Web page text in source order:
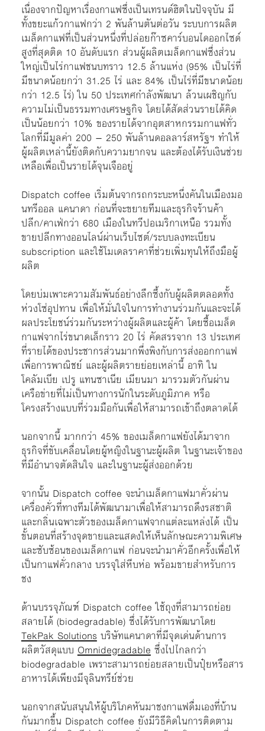
เนื่องจากปัญหาเรื่องกาแฟซึ่งเป็นเทรนด์ฮิตในปัจจุบัน มี
ทั้งขยะแก้วกาแฟกว่า 2 พันล้านตันต่อวัน ระบบการผลิต
เมล็ดกาแฟที่เป็นส่วนหนึ่งที่ปล่อยก๊าซคาร์บอนไดออกไซด์
สูงที่สุดติด 10 อันดับแรก ส่วนผู้ผลิตเมล็ดกาแฟซึ่งส่วน
ใหญ่เป็นไร่กาแฟชนบทราว 12.5 ล้านแห่ง (95% เป็นไร่ที่
มีขนาดน้อยกว่า 31.25 ไร่ และ 84% เป็นไร่ที่มีขนาดน้อย
กว่า 12.5 ไร่) ใน 50 ประเทศกำลังพัฒนา ล้วนเผชิญกับ
ความไม่เป็นธรรมทางเศรษฐกิจ โดยได้สัดส่วนรายได้คิด
เป็นน้อยกว่า 10% ของรายได้จากอุตสาหกรรมกาแฟทั่ว
โลกที่มีมูลค่า 200 – 250 พันล้านดอลลาร์สหรัฐฯ ทำให้
ผู้ผลิตเหล่านี้ยังติดกับความยากจน และต้องได้รับเงินช่วย
เหลือเพื่อเป็นรายได้จุนเจืออยู่
Dispatch coffee เริ่มต้นจากรถกระบะหนึ่งคันในเมืองมอ
นทรีออล แคนาดา ก่อนที่จะขยายทีมและธุรกิจร้านค้า
ปลีก/คาเฟ่กว่า 680 เมืองในทวีปอเมริกาเหนือ รวมทั้ง
ขายปลีกทางออนไลน์ผ่านเว็บไซต์/ระบบลงทะเบียน
subscription และใช้โมเดลราคาที่ช่วยเพิ่มทุนให้ถึงมือผู้
ผลิต
โดยบ่มเพาะความสัมพันธ์อย่างลึกซึ้งกับผู้ผลิตตลอดทั้ง
ห่วงโซ่อุปทาน เพื่อให้มั่นใจในการทำงานร่วมกันและจะได้
ผลประโยชน์ร่วมกันระหว่างผู้ผลิตและผู้ค้า โดยซื้อเมล็ด
กาแฟจากไร่ขนาดเล็กราว 20 ไร่ คัดสรรจาก 13 ประเทศ
ที่รายได้ของประชากรส่วนมากพึ่งพิงกับการส่งออกกาแฟ
เพื่อการพาณิชย์ และผู้ผลิตรายย่อยเหล่านี้ อาทิ ใน
โคลัมเบีย เปรู แทนซาเนีย เมียนมา มารวมตัวกันผ่าน
เครือข่ายที่ไม่เป็นทางการนักในระดับภูมิภาค หรือ
โครงสร้างแบบที่ร่วมมือกันเพื่อให้สามารถเข้าถึงตลาดได้
นอกจากนี้ มากกว่า 45% ของเมล็ดกาแฟยังได้มาจาก
ธุรกิจที่ขับเคลื่อนโดยผู้หญิงในฐานะผู้ผลิต ในฐานะเจ้าของ
ที่มีอำนาจตัดสินใจ และในฐานะผู้ส่งออกด้วย
จากนั้น Dispatch coffee จะนำเมล็ดกาแฟมาคั่วผ่าน
เครื่องคั่วที่ทางทีมได้พัฒนามาเพื่อให้สามารถดึงรสชาติ
และกลิ่นเฉพาะตัวของเมล็ดกาแฟจากแต่ละแหล่งได้ เป็น
ขั้นตอนที่สร้างจุดขายและแสดงให้เห็นลักษณะความพิเศษ
และซับซ้อนของเมล็ดกาแฟ ก่อนจะนำมาคั่วอีกครั้งเพื่อให้
เป็นกาแฟคั่วกลาง บรรจุใส่หีบห่อ พร้อมขายสำหรับการ
ชง
ด้านบรรจุภัณฑ์ Dispatch coffee ใช้ถุงที่สามารถย่อย
สลายได้ (biodegradable) ซึ่งได้รับการพัฒนาโดย
TekPak Solutions บริษัทแคนาดาที่มีจุดเด่นด้านการ
ผลิตวัสดุแบบ Omnidegradable ซึ่งไปไกลกว่า
biodegradable เพราะสามารถย่อยสลายเป็นปุ๋ยหรือสาร
อาหารได้เพียงมีจุลินทรีย์ช่วย
นอกจากสนับสนุนให้ผู้บริโภคหันมาชงกาแฟดื่มเองที่บ้าน
กันมากขึ้น Dispatch coffee ยังมีวิธีคิดในการติดตาม